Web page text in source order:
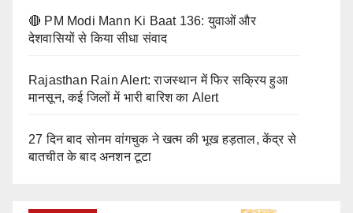
🔴 PM Modi Mann Ki Baat 136: युवाओं और
देशवासियों से किया सीधा संवाद
Rajasthan Rain Alert: राजस्थान में फिर सक्रिय हुआ
मानसून, कई जिलों में भारी बारिश का Alert
27 दिन बाद सोनम वांगचुक ने खत्म की भूख हड़ताल, केंद्र से
बातचीत के बाद अनशन टूटा